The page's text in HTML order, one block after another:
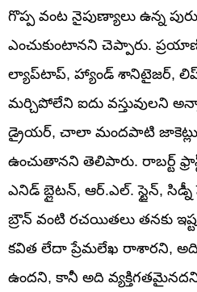
గొప్ప వంట నైపుణ్యాలు ఉన్న
ఎంచుకుంటానని చెప్పారు.
ల్యాప్‌టాప్, హ్యాండ్ శానిటైజర్,
మర్చిపోలేని ఐదు వస్తువులని
డ్రైయర్, చాలా మందపాటి
ఉంచుతానని తెలిపారు. రాబర్ట్
ఎనిడ్ బ్లైటన్, ఆర్.ఎల్. స్టైన్,
బ్రౌన్ వంటి రచయితలు తనకు
కవిత లేదా ప్రేమలేఖ రాశారని,
ఉందని, కానీ అది